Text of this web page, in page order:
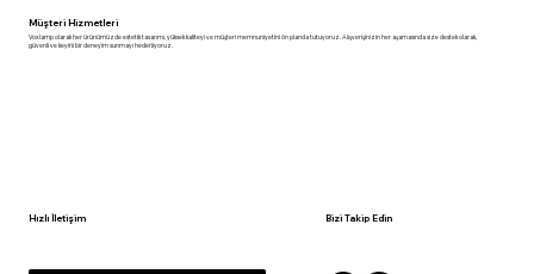
Müşteri Hizmetleri
Voxlamp olarak her ürünümüzde estetik tasarımı, yüksek kaliteyi ve müşteri memnuniyetini ön planda tutuyoruz. Alışverişinizin her aşamasında size destek olarak,
güvenli ve keyifli bir deneyim sunmayı hedefliyoruz.
Hızlı İletişim Bizi Takip Edin